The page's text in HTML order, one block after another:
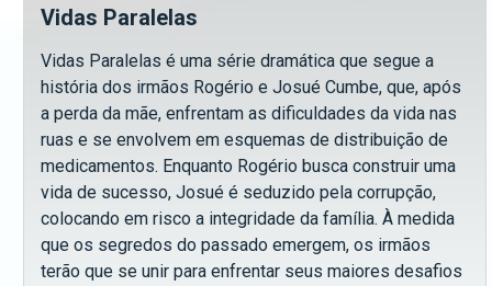
Vidas Paralelas
Vidas Paralelas é uma série dramática que segue a
história dos irmãos Rogério e Josué Cumbe, que, após
a perda da mãe, enfrentam as dificuldades da vida nas
ruas e se envolvem em esquemas de distribuição de
medicamentos. Enquanto Rogério busca construir uma
vida de sucesso, Josué é seduzido pela corrupção,
colocando em risco a integridade da família. À medida
que os segredos do passado emergem, os irmãos
terão que se unir para enfrentar seus maiores desafios